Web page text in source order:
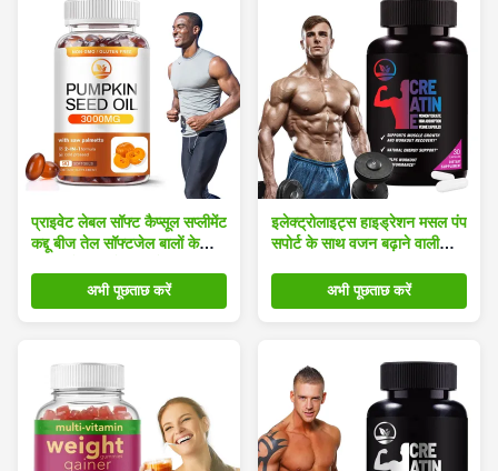
प्राइवेट लेबल सॉफ्ट कैप्सूल सप्लीमेंट
कद्दू बीज तेल सॉफ्टजेल बालों के
अभी पूछताछ करें
इलेक्ट्रोलाइट्स हाइड्रेशन मसल पंप
सपोर्ट के साथ वजन बढ़ाने वाली
अभी पूछताछ करें